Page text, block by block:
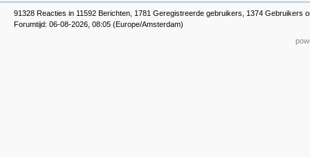
91328 Reacties in 11592 Berichten, 1781 Geregistreerde gebruikers, 1374 Gebruikers
Forumtijd: 06-08-2026, 08:05 (Europe/Amsterdam)